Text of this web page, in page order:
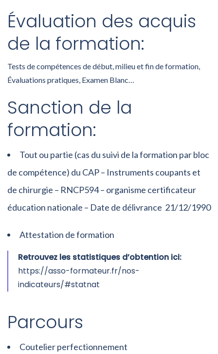
Évaluation des acquis
de la formation:
Tests de compétences de début, milieu et fin de formation,
Évaluations pratiques, Examen Blanc…
Sanction de la
formation:
Tout ou partie (cas du suivi de la formation par bloc
de compétence) du CAP – Instruments coupants et
de chirurgie – RNCP594 – organisme certificateur
éducation nationale – Date de délivrance 21/12/1990
Attestation de formation
Retrouvez les statistiques d’obtention ici:
https://asso-formateur.fr/nos-
indicateurs/#statnat
Parcours
Coutelier perfectionnement